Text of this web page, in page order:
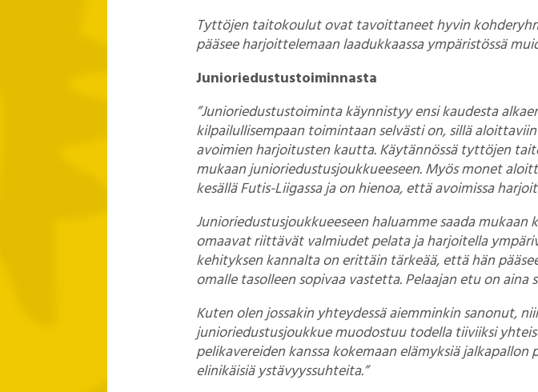
Tyttöjen taitokoulut ovat tavoittaneet hyvin
pääsee harjoittelemaan laadukkaassa ympäristössä
Junioriedustustoiminnasta
”Junioriedustustoiminta käynnistyy ensi kaudesta
kilpailullisempaan toimintaan selvästi on, sillä
avoimien harjoitusten kautta. Käytännössä tyttöjen
mukaan junioriedustusjoukkueeseen. Myös monet
kesällä Futis-Liigassa ja on hienoa, että avoimissa
Junioriedustusjoukkueeseen haluamme saada
omaavat riittävät valmiudet pelata ja harjoitella
kehityksen kannalta on erittäin tärkeää, että hän
omalle tasolleen sopivaa vastetta. Pelaajan etu on aina
Kuten olen jossakin yhteydessä aiemminkin sanonut,
junioriedustusjoukkue muodostuu todella tiiviiksi
pelikavereiden kanssa kokemaan elämyksiä
elinikäisiä ystävyyssuhteita.”